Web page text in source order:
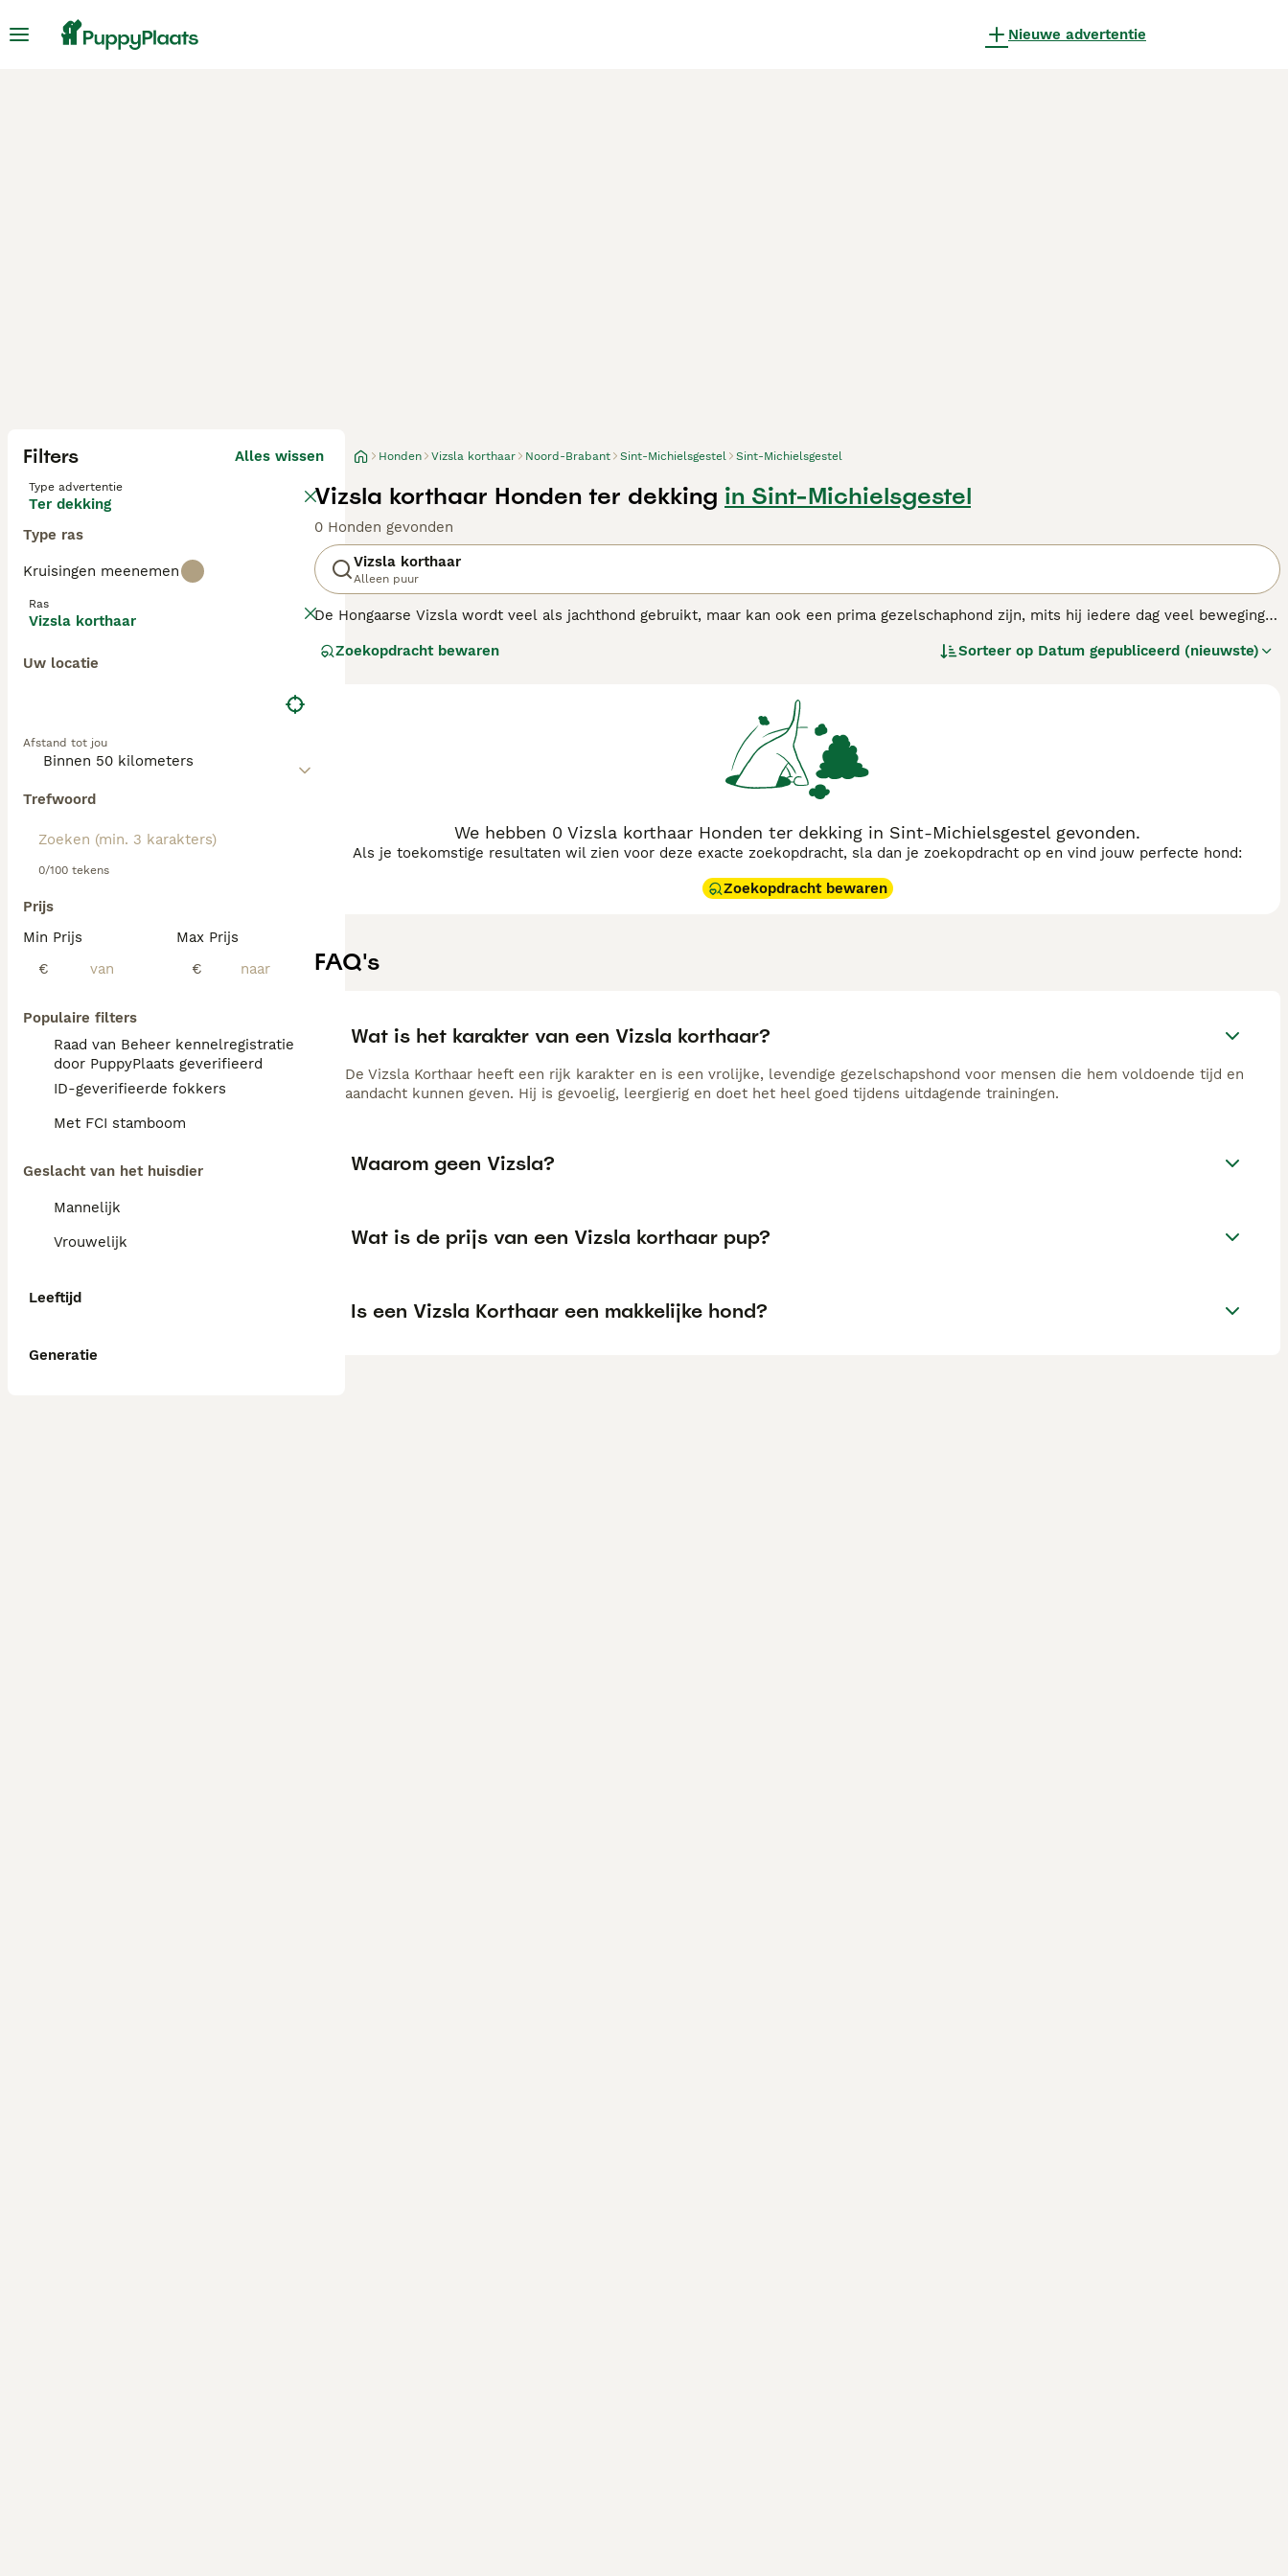
Nieuwe advertentie
Filters Alles wissen
Type advertentie
Ter dekking
Type ras
Kruisingen meenemen
Ras
Vizsla korthaar
Uw locatie
Afstand tot jou
Trefwoord
0/100 tekens
Prijs
Min Prijs
€
Max Prijs
€
Populaire filters
Raad van Beheer kennelregistratie
door PuppyPlaats geverifieerd
ID-geverifieerde fokkers
Met FCI stamboom
Geslacht van het huisdier
Mannelijk
Vrouwelijk
Leeftijd
Generatie
Honden Vizsla korthaar Noord-Brabant Sint-Michielsgestel Sint-Michielsgestel
Vizsla korthaar Honden ter dekking in Sint-Michielsgestel
0 Honden gevonden
Vizsla korthaar
Alleen puur
De Hongaarse Vizsla wordt veel als jachthond gebruikt, maar kan ook een prima gezelschaphond zijn, mits hij iedere dag veel beweging
en heeft een enorm uithoudingsvermogen.
Zoekopdracht bewaren Sorteer op Datum gepubliceerd (nieuwste)
We hebben 0 Vizsla korthaar Honden ter dekking in Sint-Michielsgestel gevonden.
Als je toekomstige resultaten wil zien voor deze exacte zoekopdracht, sla dan je zoekopdracht op en vind jouw perfecte hond:
Zoekopdracht bewaren
FAQ's
Wat is het karakter van een Vizsla korthaar?
De Vizsla Korthaar heeft een rijk karakter en is een vrolijke, levendige gezelschapshond voor mensen die hem voldoende tijd en
aandacht kunnen geven. Hij is gevoelig, leergierig en doet het heel goed tijdens uitdagende trainingen.
Waarom geen Vizsla?
Wat is de prijs van een Vizsla korthaar pup?
Is een Vizsla Korthaar een makkelijke hond?